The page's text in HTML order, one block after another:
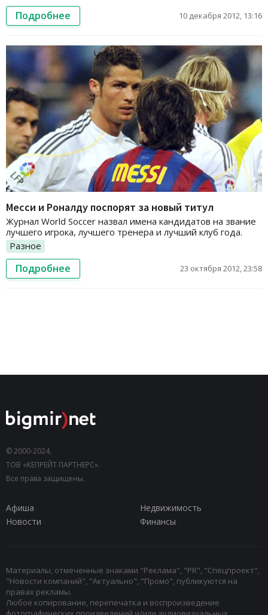
Подробнее 10 декабря 2012, 13:16
Месси и Роналду поспорят за новый титул
Журнал World Soccer назвал имена кандидатов на звание
лучшего игрока, лучшего тренера и лучший клуб года.
Разное
Подробнее 23 октября 2012, 23:58
© 2000-2024,
ТОВ «КЕПРЕЙТ ПАРТНЕРС».
Все права защищены.
Афиша
Недвижимость
Новости
Финансы
Материалы, отмеченные знаками "Реклама", "PR", "Спецпроект",
"Новости компаний", "Актуально", "Промо", публикуются на
правах рекламы.
Любое копирование, перепечатка и воспроизведение